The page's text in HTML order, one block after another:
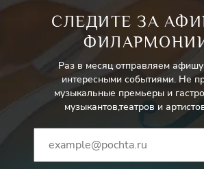
СЛЕДИТЕ ЗА
Раз в месяц отправляем
интересными событиями. Не
музыкальные премьеры и
музыкантов,театров и